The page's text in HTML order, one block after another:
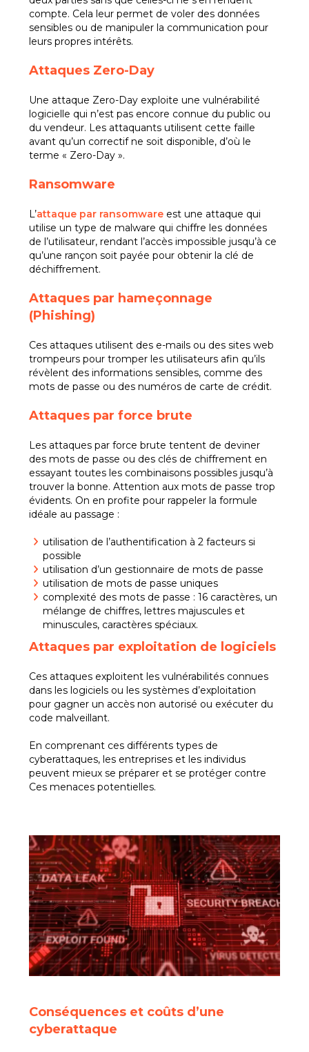
compte. Cela leur permet de voler des données
sensibles ou de manipuler la communication pour
leurs propres intérêts.
Attaques Zero-Day
Une attaque Zero-Day exploite une vulnérabilité
logicielle qui n’est pas encore connue du public ou
du vendeur. Les attaquants utilisent cette faille
avant qu’un correctif ne soit disponible, d’où le
terme « Zero-Day ».
Ransomware
L’attaque par ransomware est une attaque qui
utilise un type de malware qui chiffre les données
de l’utilisateur, rendant l’accès impossible jusqu’à ce
qu’une rançon soit payée pour obtenir la clé de
déchiffrement.
Attaques par hameçonnage
(Phishing)
Ces attaques utilisent des e-mails ou des sites web
trompeurs pour tromper les utilisateurs afin qu’ils
révèlent des informations sensibles, comme des
mots de passe ou des numéros de carte de crédit.
Attaques par force brute
Les attaques par force brute tentent de deviner
des mots de passe ou des clés de chiffrement en
essayant toutes les combinaisons possibles jusqu’à
trouver la bonne. Attention aux mots de passe trop
évidents. On en profite pour rappeler la formule
idéale au passage :
utilisation de l’authentification à 2 facteurs si
possible
utilisation d’un gestionnaire de mots de passe
utilisation de mots de passe uniques
complexité des mots de passe : 16 caractères, un
mélange de chiffres, lettres majuscules et
minuscules, caractères spéciaux.
Attaques par exploitation de logiciels
Ces attaques exploitent les vulnérabilités connues
dans les logiciels ou les systèmes d’exploitation
pour gagner un accès non autorisé ou exécuter du
code malveillant.
En comprenant ces différents types de
cyberattaques, les entreprises et les individus
peuvent mieux se préparer et se protéger contre
Ces menaces potentielles.
Conséquences et coûts d’une
cyberattaque